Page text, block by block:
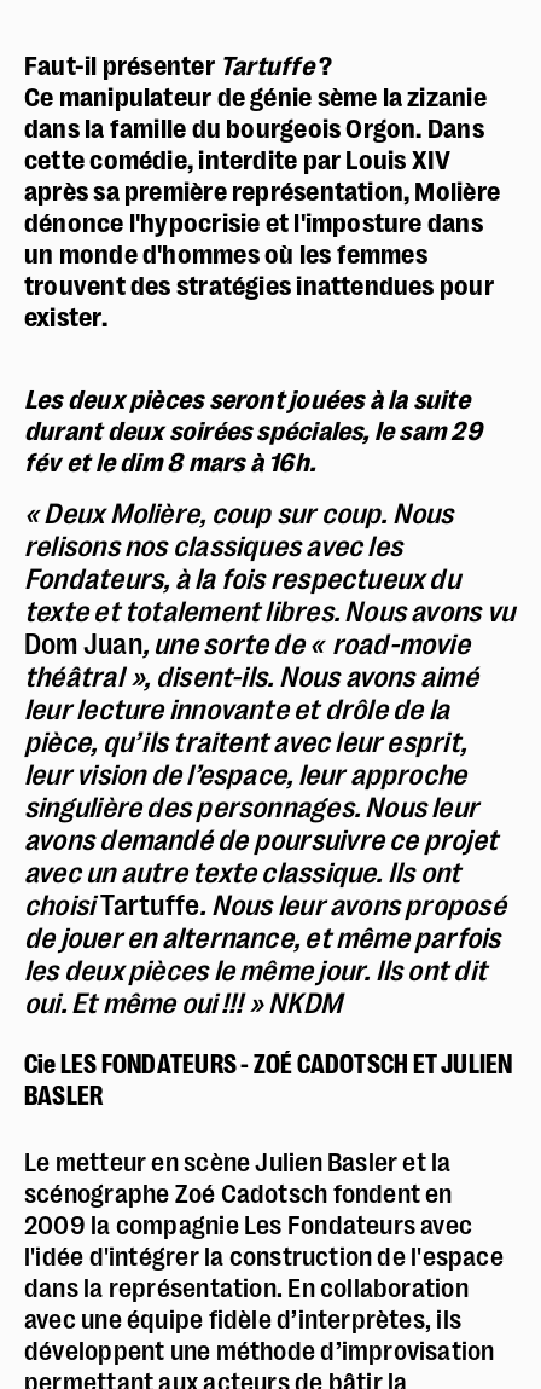
Police dyslexie :non
Contrastes :par défaut
Faut-il présenter Tartuffe?
Ce manipulateur de génie sème la zizanie
dans la famille du bourgeois Orgon. Dans
cette comédie, interdite par Louis XIV
après sa première représentation, Molière
dénonce l'hypocrisie et l'imposture dans
un monde d'hommes où les femmes
trouvent des stratégies inattendues pour
exister.
Les deux pièces seront jouées à la suite
durant deux soirées spéciales, le sam 29
fév et le dim 8 mars à 16h.
« Deux Molière, coup sur coup. Nous
relisons nos classiques avec les
Fondateurs, à la fois respectueux du
texte et totalement libres. Nous avons vu
Dom Juan, une sorte de « road-movie
théâtral », disent-ils. Nous avons aimé
leur lecture innovante et drôle de la
pièce, qu’ ils traitent avec leur esprit,
leur vision de l’espace, leur approche
singulière des personnages. Nous leur
avons demandé de poursuivre ce projet
avec un autre texte classique. Ils ont
choisiTartuffe. Nous leur avons proposé
de jouer en alternance, et même parfois
les deux pièces le même jour. Ils ont dit
oui. Et même oui !!! » NKDM
Cie LES FONDATEURS - ZOÉ CADOTSCH ET JULIEN
BASLER
Le metteur en scène Julien Basler et la
scénographe Zoé Cadotsch fondent en
2009 la compagnie Les Fondateurs avec
l'idée d'intégrer la construction de l'espace
dans la représentation. En collaboration
avec une équipe fidèle d’interprètes, ils
développent une méthode d’improvisation
permettant aux acteurs de bâtir la